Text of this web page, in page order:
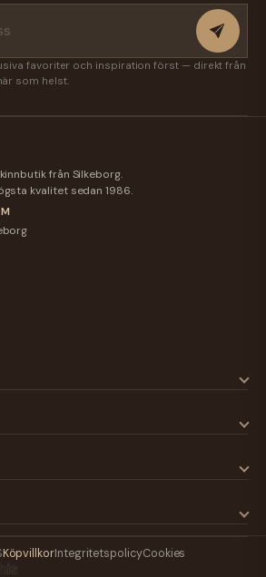
favoriter och inspiration först — direkt från
som helst.
från Silkeborg.
kvalitet sedan 1986.
KöpvillkorIntegritetspolicyCookies